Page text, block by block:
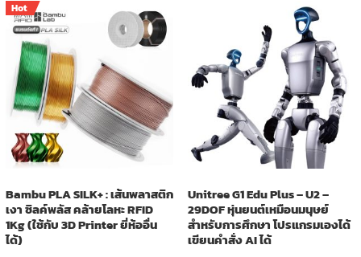
variants.
options
may
be
chosen
on
the
product
variants.
The
options
may
chosen
on
the
product
page
Hot
Bambu PLA SILK+ : เส้นพลาสติก
เงา ซิลค์พลัส คล้ายโลหะ RFID
1Kg (ใช้กับ 3D Printer ยี่ห้ออื่น
ได้)
Unitree G1 Edu Plus – U2 –
29DOF หุ่นยนต์เหมือนมนุษย์
สำหรับการศึกษา โปรแกรมเองได้
เขียนคำสั่ง AI ได้